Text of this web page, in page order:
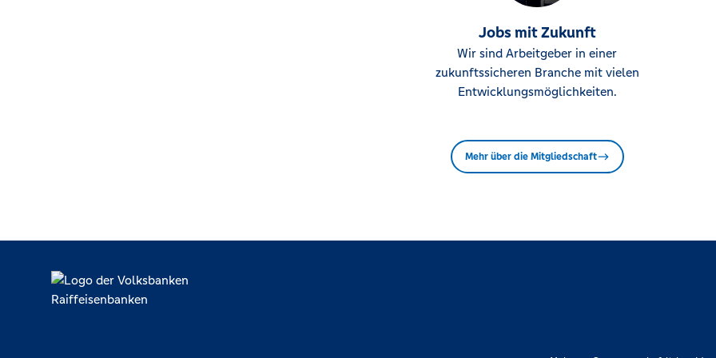
Jobs mit Zukunft
Wir sind Arbeitgeber in einer
zukunftssicheren Branche mit vielen
Entwicklungsmöglichkeiten.
Mehr über die Mitgliedschaft